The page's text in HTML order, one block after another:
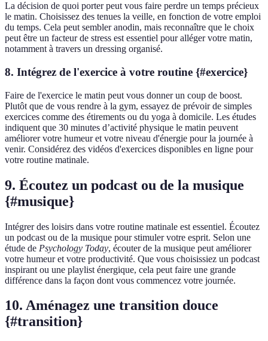
La décision de quoi porter peut vous faire perdre un temps précieux
le matin. Choisissez des tenues la veille, en fonction de votre emploi
du temps. Cela peut sembler anodin, mais reconnaître que le choix
peut être un facteur de stress est essentiel pour alléger votre matin,
notamment à travers un dressing organisé.
8. Intégrez de l'exercice à votre routine {#exercice}
Faire de l'exercice le matin peut vous donner un coup de boost.
Plutôt que de vous rendre à la gym, essayez de prévoir de simples
exercices comme des étirements ou du yoga à domicile. Les études
indiquent que 30 minutes d’activité physique le matin peuvent
améliorer votre humeur et votre niveau d'énergie pour la journée à
venir. Considérez des vidéos d'exercices disponibles en ligne pour
votre routine matinale.
9. Écoutez un podcast ou de la musique
{#musique}
Intégrer des loisirs dans votre routine matinale est essentiel. Écoutez
un podcast ou de la musique pour stimuler votre esprit. Selon une
étude de Psychology Today, écouter de la musique peut améliorer
votre humeur et votre productivité. Que vous choisissiez un podcast
inspirant ou une playlist énergique, cela peut faire une grande
différence dans la façon dont vous commencez votre journée.
10. Aménagez une transition douce
{#transition}